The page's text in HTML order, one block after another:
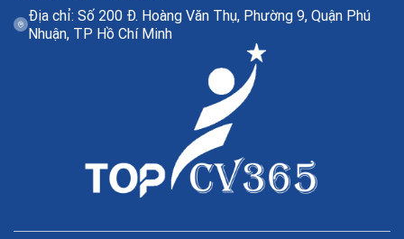
Địa chỉ: Số 200 Đ. Hoàng Văn Thụ, Phường 9, Quận Phú
Nhuận, TP Hồ Chí Minh